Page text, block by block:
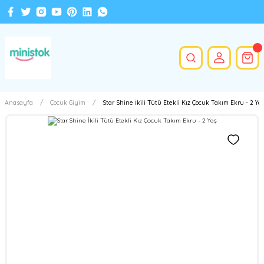
Anasayfa Çocuk Giyim Star Shine İkili Tütü Etekli Kız Çocuk Takım Ekru - 2 Yaş